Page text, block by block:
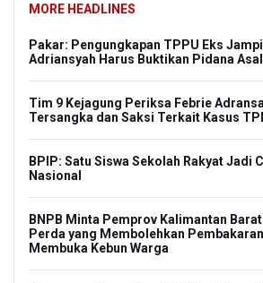
MORE HEADLINES
Pakar: Pengungkapan TPPU Eks
Adriansyah Harus Buktikan Pidana Asal
Tim 9 Kejagung Periksa Febrie
Tersangka dan Saksi Terkait Kasus
BPIP: Satu Siswa Sekolah Rakyat Jadi
Nasional
BNPB Minta Pemprov Kalimantan
Perda yang Membolehkan
Membuka Kebun Warga